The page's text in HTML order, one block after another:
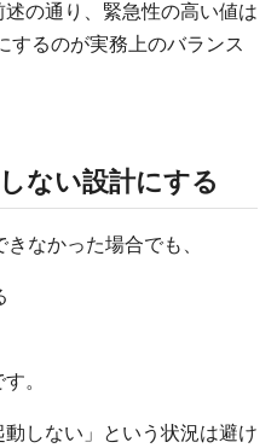
の通り、緊急性の高い値は
するのが実務上のバランス
ない設計にする
なかった場合でも、
。
動しない」という状況は避け